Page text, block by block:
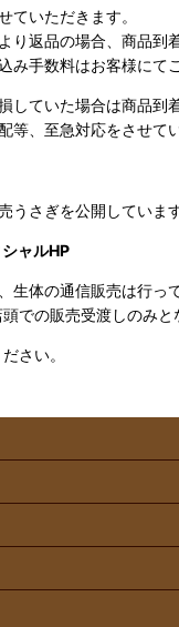
ていただきます。
り返品の場合、商品到
み手数料はお客様にて
していた場合は商品到
等、至急対応をさせて
うさぎを公開しています
ャルHP
生体の通信販売は行っ
での販売受渡しのみと
さい。